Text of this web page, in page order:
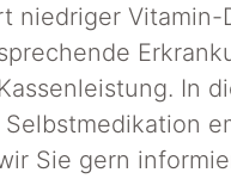
niedriger Vitamin-
In
Sie gern